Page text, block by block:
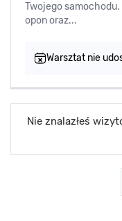
Twojego
opon oraz...
Warsztat nie
Nie znalazłeś